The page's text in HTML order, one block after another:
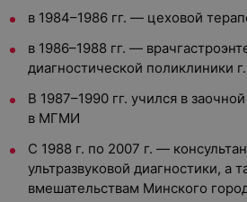
в 1984–1986 гг. — цеховой
в 1986–1988 гг. —
диагностической поликлиники
В 1987–1990 гг. учился в
в МГМИ
С 1988 г. по 2007 г. —
ультразвуковой диагностики,
вмешательствам Минского